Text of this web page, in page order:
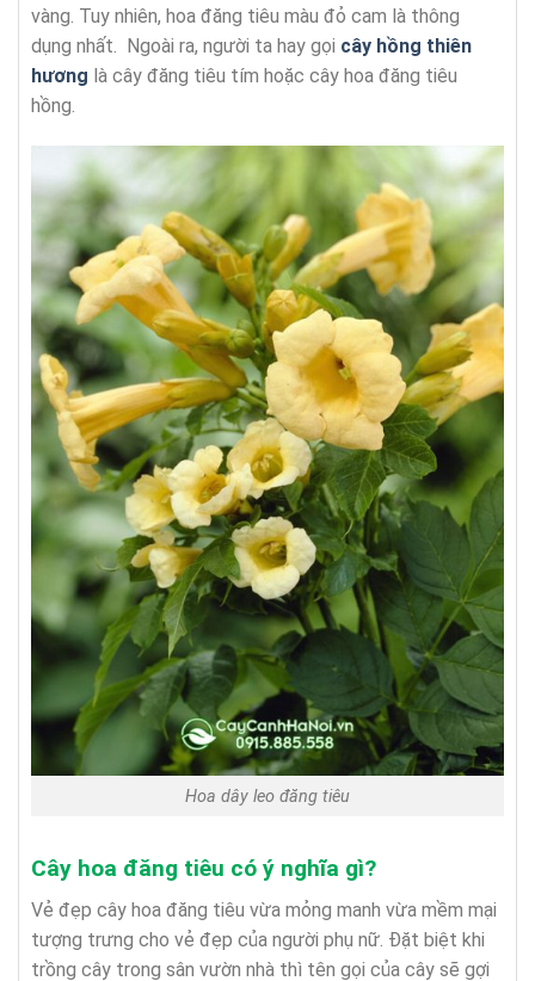
vàng. Tuy nhiên, hoa đăng tiêu màu đỏ cam là thông
dụng nhất. Ngoài ra, người ta hay gọi cây hồng thiên
hương là cây đăng tiêu tím hoặc cây hoa đăng tiêu
hồng.
Hoa dây leo đăng tiêu
Cây hoa đăng tiêu có ý nghĩa gì?
Vẻ đẹp cây hoa đăng tiêu vừa mỏng manh vừa mềm mại
tượng trưng cho vẻ đẹp của người phụ nữ. Đặt biệt khi
trồng cây trong sân vườn nhà thì tên gọi của cây sẽ gợi